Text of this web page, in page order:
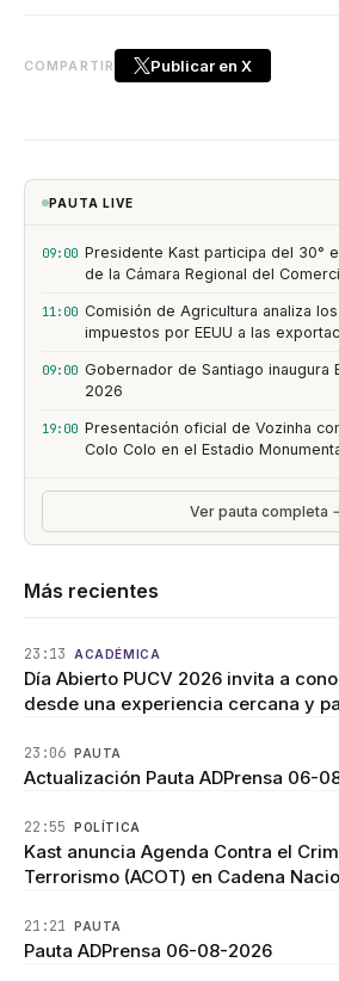
COMPARTIR Publicar en X
PAUTA LIVE
09:00 Presidente Kast participa del 30°
de la Cámara Regional del
11:00 Comisión de Agricultura analiza
impuestos por EEUU a las
09:00 Gobernador de Santiago inaugura
2026
19:00 Presentación oficial de Vozinha
Colo Colo en el Estadio
Ver pauta completa
Más recientes
23:13 ACADÉMICA
Día Abierto PUCV 2026 invita a
desde una experiencia cercana y
23:06 PAUTA
Actualización Pauta ADPrensa 06-
22:55 POLÍTICA
Kast anuncia Agenda Contra el
Terrorismo (ACOT) en Cadena
21:21 PAUTA
Pauta ADPrensa 06-08-2026